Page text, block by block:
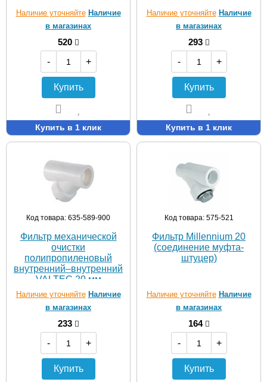
Наличие уточняйте Наличие
в магазинах
520
-
+
Купить
Купить в 1 клик
Наличие уточняйте Наличие
в магазинах
293
-
+
Купить
Купить в 1 клик
Код товара: 635-589-900
Фильтр механической
очистки
полипропиленовый
внутренний–внутренний
VALTEC 20 мм
Наличие уточняйте Наличие
в магазинах
233
-
+
Купить
Код товара: 575-521
Фильтр Millennium 20
(соединение муфта-
штуцер)
Наличие уточняйте Наличие
в магазинах
164
-
+
Купить